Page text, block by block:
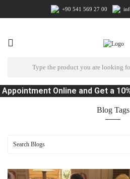
+90 541 569 27 00
Online and Get a
Blog Tags